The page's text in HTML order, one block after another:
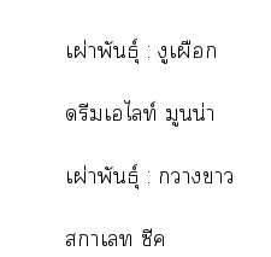
เผ่าพันธุ์ : งูเผือก
ดรีมเไลท์ มูนน่า
เผ่าพันธุ์ : าา
าเลท ซีค